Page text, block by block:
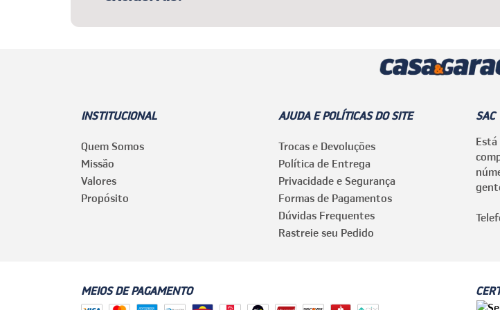
INSTITUCIONAL
Quem Somos
Missão
Valores
Propósito
AJUDA E POLÍTICAS DO SITE
Trocas e Devoluções
Política de Entrega
Privacidade e Segurança
Formas de Pagamentos
Dúvidas Frequentes
Rastreie seu Pedido
SAC
MEIOS DE PAGAMENTO